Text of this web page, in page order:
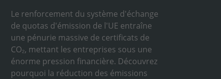
Le renforcement du système d'échange
de quotas d'émission de l'UE entraîne
une pénurie massive de certificats de
CO₂, mettant les entreprises sous une
énorme pression financière. Découvrez
pourquoi la réduction des émissions